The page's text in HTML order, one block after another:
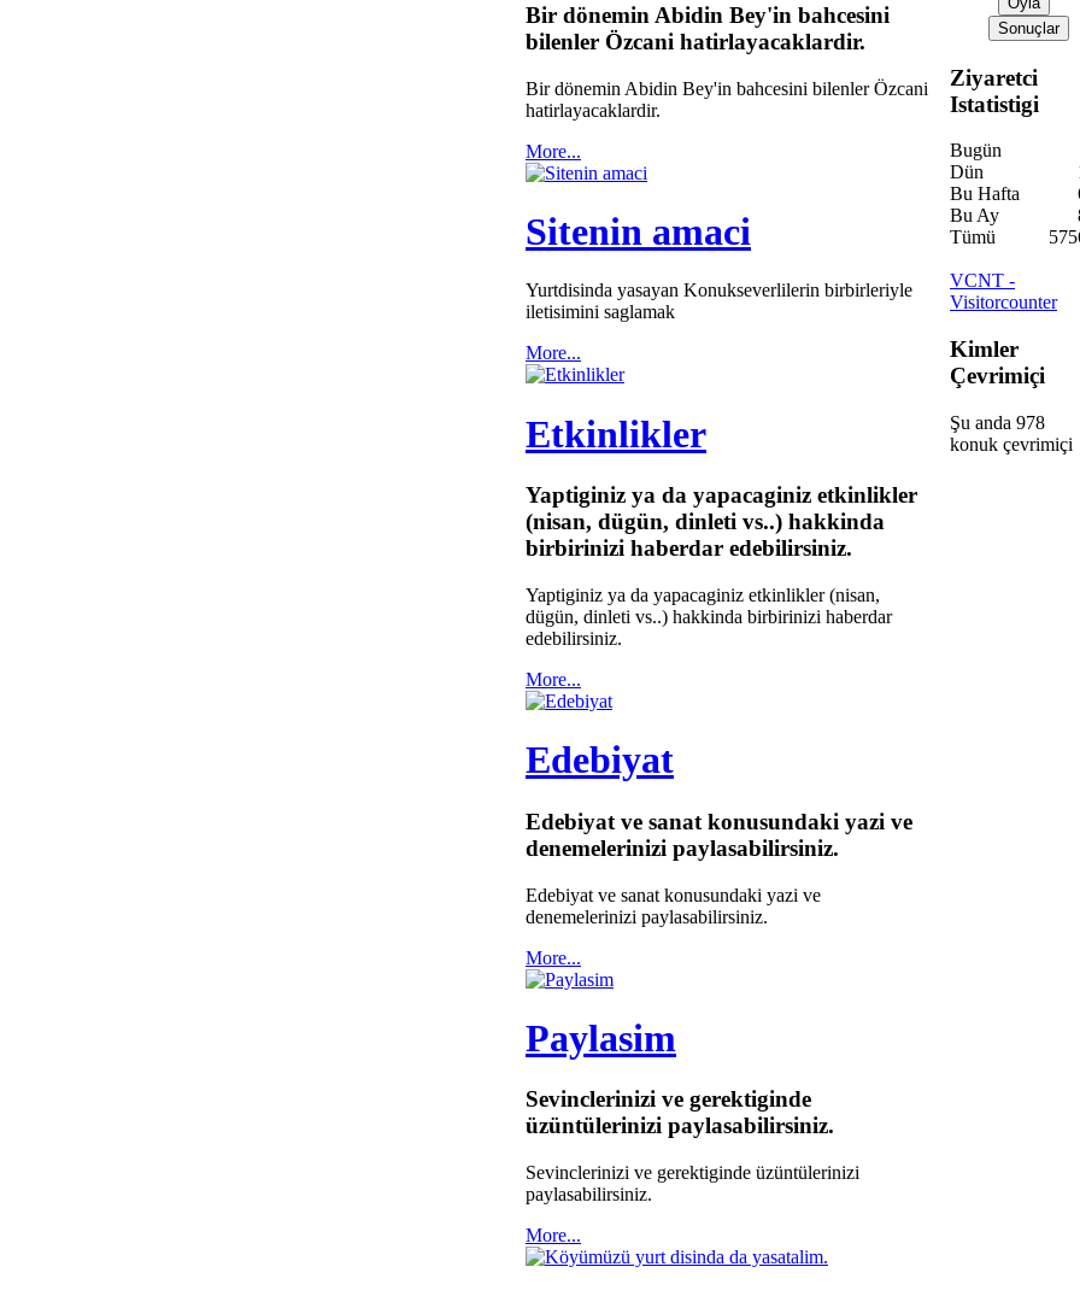
Bir dönemin Abidin Bey'in bahcesini
bilenler Özcani hatirlayacaklardir.
Bir dönemin Abidin Bey'in bahcesini bilenler Özcani
hatirlayacaklardir.
More...
Sitenin amaci
Yurtdisinda yasayan Konukseverlilerin birbirleriyle
iletisimini saglamak
More...
Etkinlikler
Yaptiginiz ya da yapacaginiz etkinlikler
(nisan, dügün, dinleti vs..) hakkinda
birbirinizi haberdar edebilirsiniz.
Yaptiginiz ya da yapacaginiz etkinlikler (nisan,
dügün, dinleti vs..) hakkinda birbirinizi haberdar
edebilirsiniz.
More...
Edebiyat
Edebiyat ve sanat konusundaki yazi ve
denemelerinizi paylasabilirsiniz.
Edebiyat ve sanat konusundaki yazi ve
denemelerinizi paylasabilirsiniz.
More...
Paylasim
Sevinclerinizi ve gerektiginde
üzüntülerinizi paylasabilirsiniz.
Sevinclerinizi ve gerektiginde üzüntülerinizi
paylasabilirsiniz.
More...
Ziyaretci
Istatistigi
Bugün
Dün
Bu Hafta
Bu Ay
Tümü
VCNT -
Visitorcounter
Kimler
Çevrimiçi
Şu anda 978
konuk çevrimiçi